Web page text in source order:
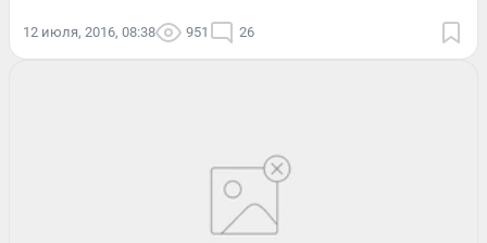
12 июля, 2016, 08:38 951 26